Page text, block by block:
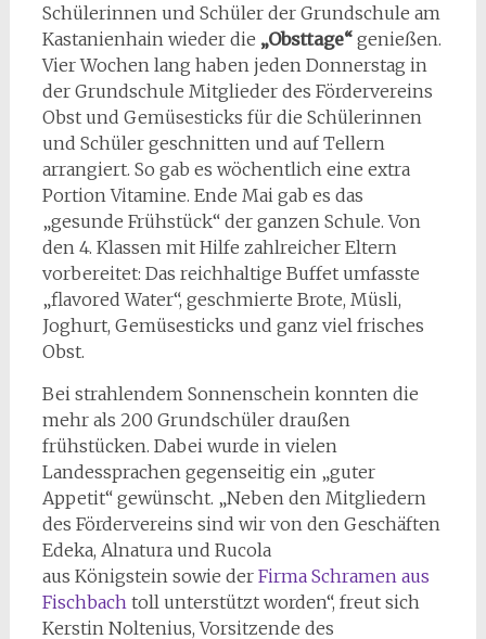
Schülerinnen und Schüler der Grundschule am
Kastanienhain wieder die „Obsttage“genießen.
Vier Wochen lang haben jeden Donnerstag in
der Grundschule Mitglieder des Fördervereins
Obst und Gemüsesticks für die Schülerinnen
und Schüler geschnitten und auf Tellern
arrangiert. So gab es wöchentlich eine extra
Portion Vitamine. Ende Mai gab es das
„gesunde Frühstück“ der ganzen Schule. Von
den 4. Klassen mit Hilfe zahlreicher Eltern
vorbereitet: Das reichhaltige Buffet umfasste
„flavored Water“, geschmierte Brote, Müsli,
Joghurt, Gemüsesticks und ganz viel frisches
Obst.
Bei strahlendem Sonnenschein konnten die
mehr als 200 Grundschüler draußen
frühstücken. Dabei wurde in vielen
Landessprachen gegenseitig ein „guter
Appetit“ gewünscht. „Neben den Mitgliedern
des Fördervereins sind wir von den Geschäften
Edeka, Alnatura und Rucola
aus Königstein sowie der Firma Schramen aus
Fischbach toll unterstützt worden“, freut sich
Kerstin Noltenius, Vorsitzende des